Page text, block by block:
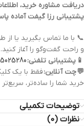
دریافت مشاوره خرید،
پشتیبانی رزا گیفت آماده
📞 با ما تماس بگیرید یا از
و راحت گفت‌وگو را آغاز کنید.
📱 پشتیبانی تلفنی:
💬چت آنلاین:فقط با یک
خرید شما را ساده‌تر،
توضیحات تکمیلی
نظرات (0)